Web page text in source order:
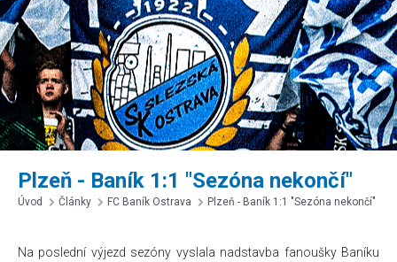
Plzeň - Baník 1:1 "Sezóna nekončí"
Úvod Články FC Baník Ostrava Plzeň - Baník 1:1 "Sezóna nekončí"
Na poslední výjezd sezóny vyslala nadstavba fanoušky Baníku